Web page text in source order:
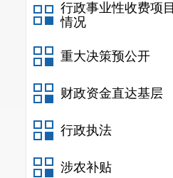
行政事业性收费项目
情况
重大决策预公开
财政资金直达基层
行政执法
涉农补贴